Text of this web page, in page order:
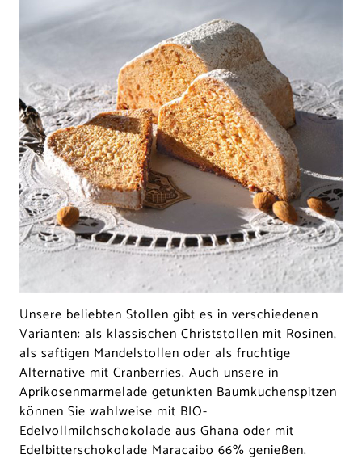
Unsere beliebten Stollen gibt es in verschiedenen
Varianten: als klassischen Christstollen mit Rosinen,
als saftigen Mandelstollen oder als fruchtige
Alternative mit Cranberries. Auch unsere in
Aprikosenmarmelade getunkten Baumkuchenspitzen
können Sie wahlweise mit BIO-
Edelvollmilchschokolade aus Ghana oder mit
Edelbitterschokolade Maracaibo 66% genießen.